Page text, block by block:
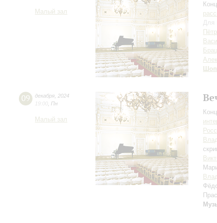
Малый зал
Для
09 декабря 2024
19:00 Пн
Малый зал